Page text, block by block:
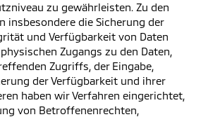
zu gewährleisten. Zu den
insbesondere die Sicherung der
und Verfügbarkeit von Daten
Zugangs zu den Daten,
Zugriffs, der Eingabe,
der Verfügbarkeit und ihrer
haben wir Verfahren eingerichtet,
von Betroffenenrechten,